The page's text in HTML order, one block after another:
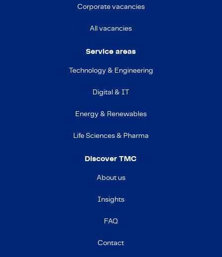
Corporate vacancies
All vacancies
Service areas
Technology & Engineering
Digital & IT
Energy & Renewables
Life Sciences & Pharma
Discover TMC
About us
Insights
FAQ
Contact